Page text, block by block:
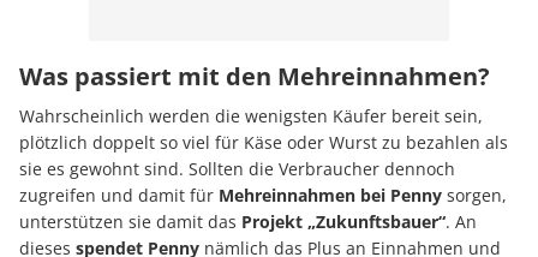
Was passiert mit den Mehreinnahmen?
Wahrscheinlich werden die wenigsten Käufer bereit sein,
plötzlich doppelt so viel für Käse oder Wurst zu bezahlen als
sie es gewohnt sind. Sollten die Verbraucher dennoch
zugreifen und damit für Mehreinnahmen bei Penny sorgen,
unterstützen sie damit das Projekt „Zukunftsbauer“. An
dieses spendet Penny nämlich das Plus an Einnahmen und